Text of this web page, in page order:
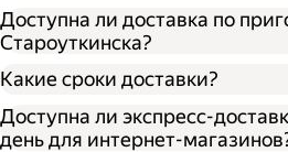
Доступна ли доставка по
Староуткинска?
Какие сроки доставки?
Доступна ли экспресс-
день для интернет-